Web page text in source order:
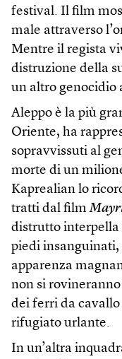
festival. Il film
male attraverso
Mentre il regista
distruzione della
un altro genocidio
Aleppo è la più
Oriente, ha
sopravvissuti al
morte di un
Kaprealian lo
tratti dal film
distrutto interpella
piedi insanguinati,
apparenza
non si
dei ferri da
rifugiato urlante.
In un’altra